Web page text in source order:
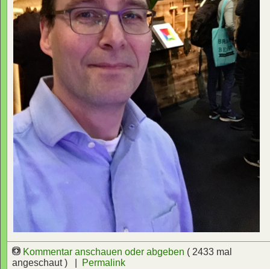
Kommentar anschauen oder abgeben ( 2433 mal
angeschaut ) |
Permalink